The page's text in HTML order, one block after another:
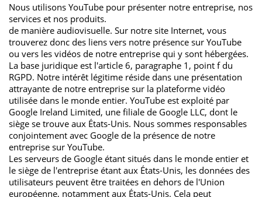
Nous utilisons YouTube pour présenter notre entreprise, nos
services et nos produits.
de manière audiovisuelle. Sur notre site Internet, vous
trouverez donc des liens vers notre présence sur YouTube
ou vers les vidéos de notre entreprise qui y sont hébergées.
La base juridique est l'article 6, paragraphe 1, point f du
RGPD. Notre intérêt légitime réside dans une présentation
attrayante de notre entreprise sur la plateforme vidéo
utilisée dans le monde entier. YouTube est exploité par
Google Ireland Limited, une filiale de Google LLC, dont le
siège se trouve aux États-Unis. Nous sommes responsables
conjointement avec Google de la présence de notre
entreprise sur YouTube.
Les serveurs de Google étant situés dans le monde entier et
le siège de l'entreprise étant aux États-Unis, les données des
utilisateurs peuvent être traitées en dehors de l'Union
européenne, notamment aux États-Unis. Cela peut